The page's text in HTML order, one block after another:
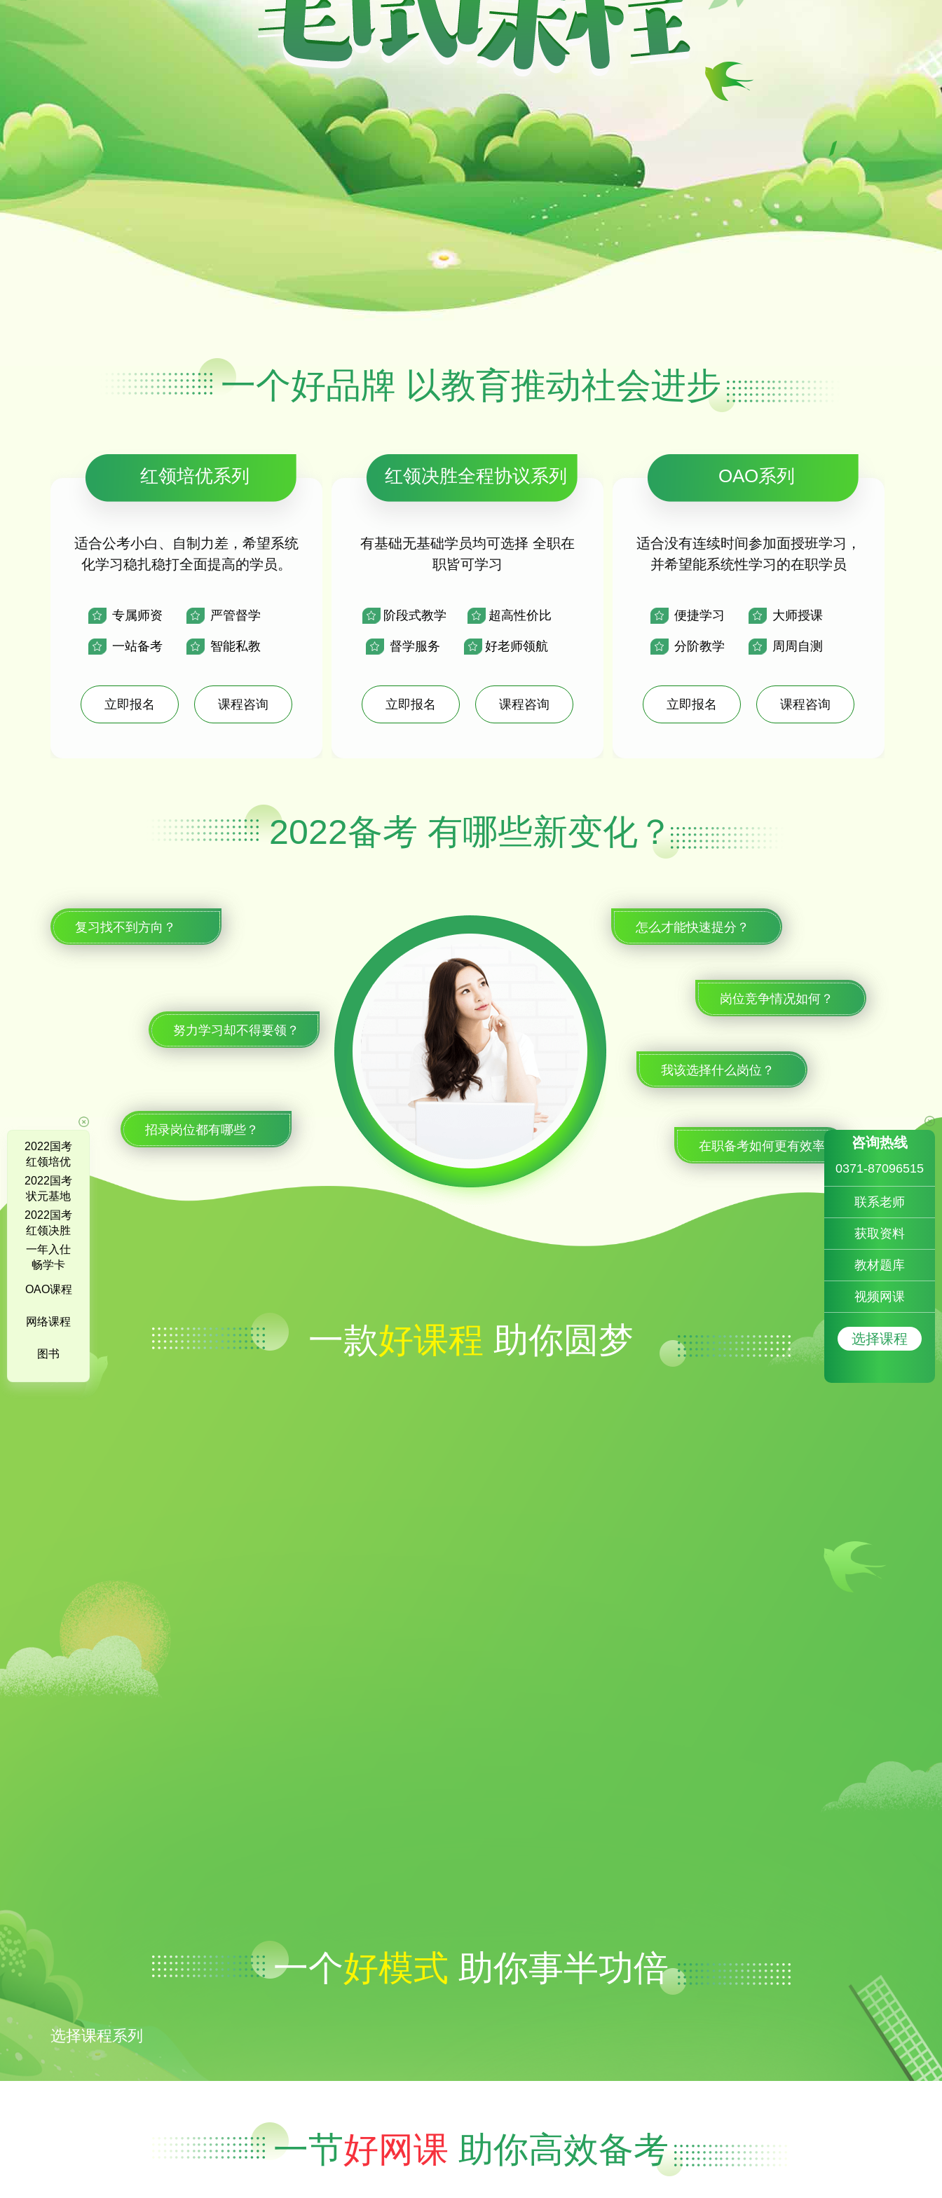
一个好品牌 以教育推动社会进步
红领培优系列
适合公考小白、自制力差，希望系统
化学习稳扎稳打全面提高的学员。
专属师资 严管督学
一站备考 智能私教
立即报名 课程咨询
红领决胜全程协议系列
有基础无基础学员均可选择 全职在
职皆可学习
阶段式教学 超高性价比
督学服务 好老师领航
立即报名 课程咨询
OAO系列
适合没有连续时间参加面授班学习，
并希望能系统性学习的在职学员
便捷学习 大师授课
分阶教学 周周自测
立即报名 课程咨询
2022备考 有哪些新变化？
复习找不到方向？
努力学习却不得要领？
招录岗位都有哪些？
怎么才能快速提分？
岗位竞争情况如何？
我该选择什么岗位？
在职备考如何更有效率？
一款好课程 助你圆梦
一个好模式 助你事半功倍
选择课程系列
一节好网课 助你高效备考
2022国考
红领培优
全程营
2022国考
状元基地
班
2022国考
红领决胜
系列
一年入仕
畅学卡
OAO课程
网络课程
图书
咨询热线
0371-87096515
联系老师
获取资料
教材题库
视频网课
选择课程